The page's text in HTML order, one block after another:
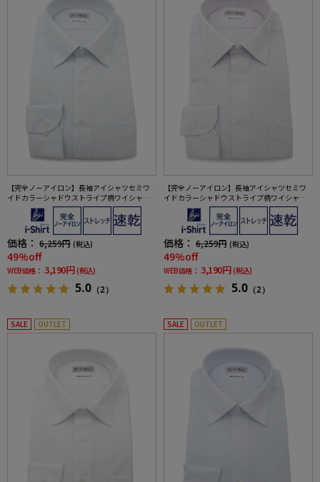
【完全ノーアイロン】長袖アイシャツセミワ
イドカラーシャドウストライプ柄ワイシャツi-
shirt通年
価格： 6,259円 (税込)
49%off
WEB価格： 3,190円 (税込)
5.0 （2）
【完全ノーアイロン】長袖アイシャツセミワ
イドカラーシャドウストライプ柄ワイシャツi-
shirt通年
価格： 6,259円 (税込)
49%off
WEB価格： 3,190円 (税込)
5.0 （2）
SALE OUTLET SALE OUTLET